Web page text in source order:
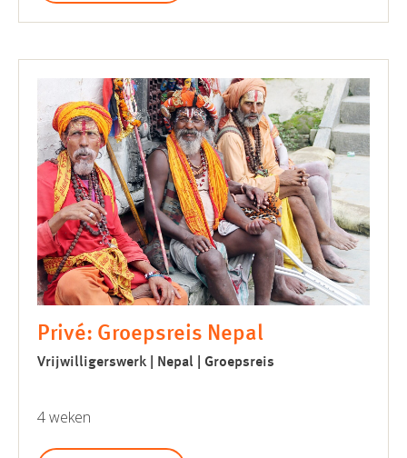
Privé: Groepsreis Nepal
Vrijwilligerswerk | Nepal | Groepsreis
4 weken